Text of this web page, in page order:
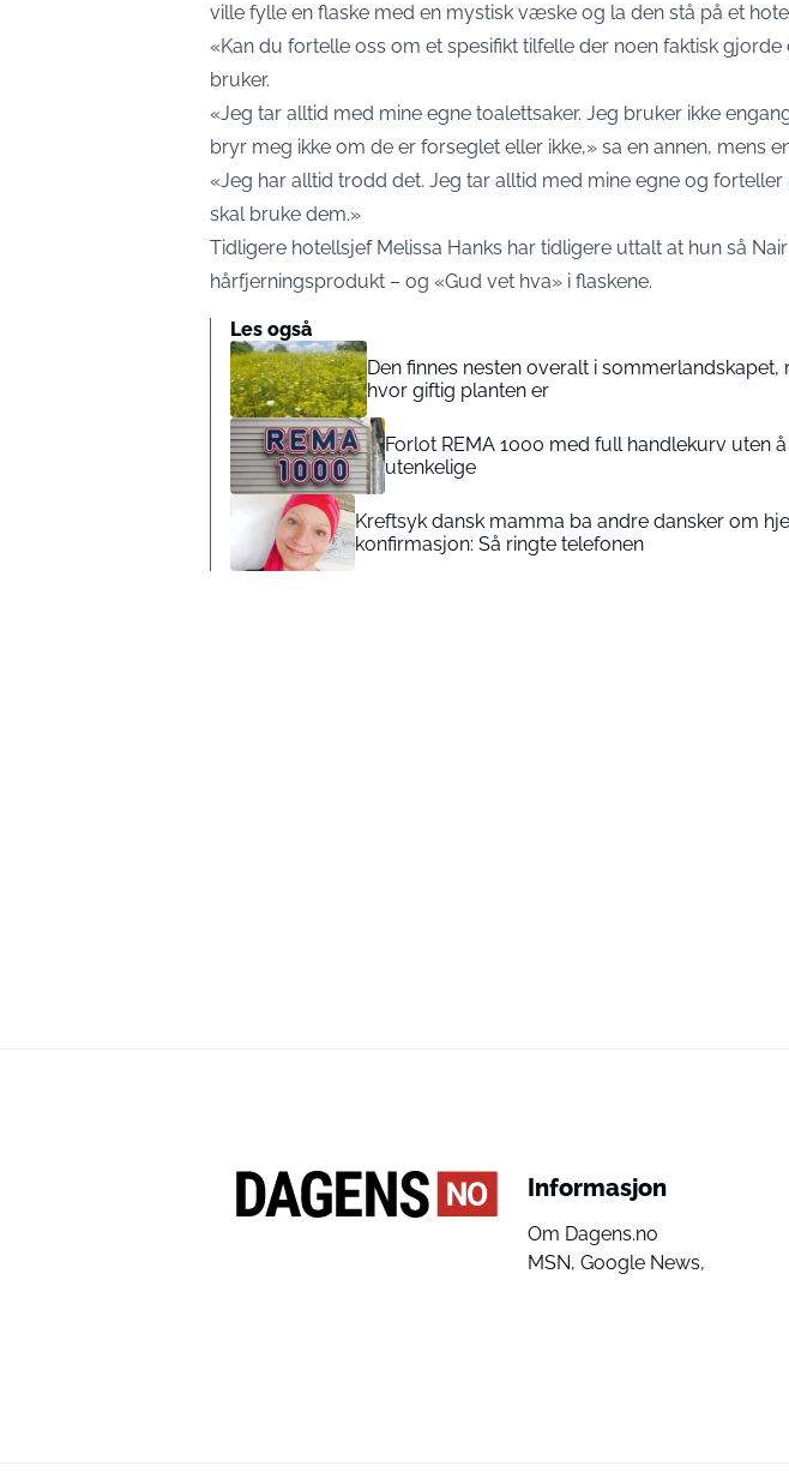
ville fylle en flaske med en mystisk væske og la den stå på et
«Kan du fortelle oss om et spesifikt tilfelle der noen faktisk gjorde
bruker.
«Jeg tar alltid med mine egne toalettsaker. Jeg bruker ikke
bryr meg ikke om de er forseglet eller ikke,» sa en annen, mens
«Jeg har alltid trodd det. Jeg tar alltid med mine egne og
skal bruke dem.»
Tidligere hotellsjef Melissa Hanks har tidligere uttalt at hun så
hårfjerningsprodukt – og «Gud vet hva» i flaskene.
Les også
Den finnes nesten overalt i sommerlandskapet,
hvor giftig planten er
Forlot REMA 1000 med full handlekurv uten
utenkelige
Kreftsyk dansk mamma ba andre dansker om
konfirmasjon: Så ringte telefonen
Informasjon
Om Dagens.no
MSN, Google News,